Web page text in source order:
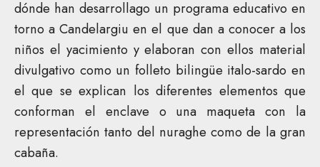
dónde han desarrollago un programa educativo en
torno a Candelargiu en el que dan a conocer a los
niños el yacimiento y elaboran con ellos material
divulgativo como un folleto bilingüe italo-sardo en
el que se explican los diferentes elementos que
conforman el enclave o una maqueta con la
representación tanto del nuraghe como de la gran
cabaña.